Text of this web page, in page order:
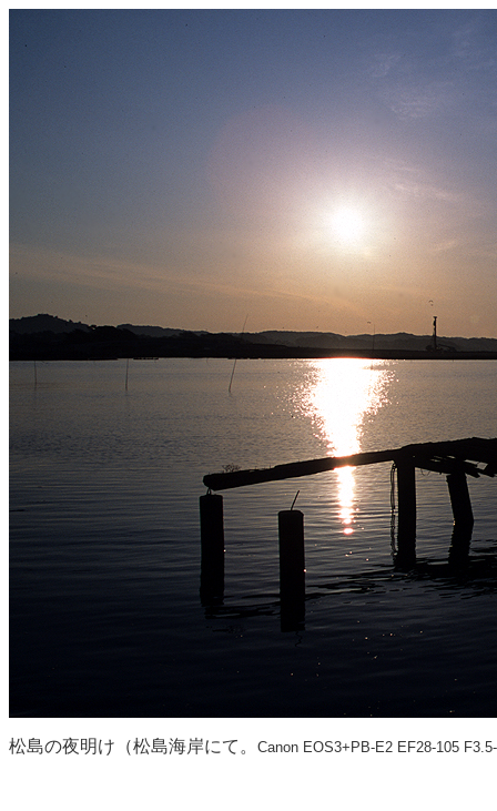
松島の夜明け（松島海岸にて。 Canon EOS3+PB-E2 EF28-105